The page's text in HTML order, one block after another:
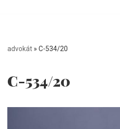
advokát » C-534/20
C-534/20